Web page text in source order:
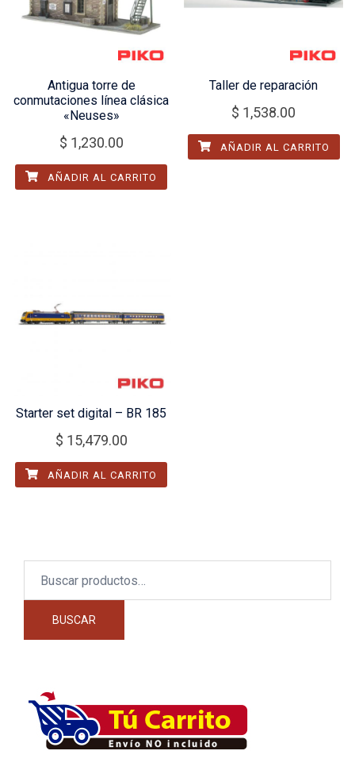
Antigua torre de
conmutaciones línea clásica
«Neuses»
$ 1,230.00
AÑADIR AL CARRITO
Taller de reparación
$ 1,538.00
AÑADIR AL CARRITO
Starter set digital – BR 185
$ 15,479.00
AÑADIR AL CARRITO
BUSCAR